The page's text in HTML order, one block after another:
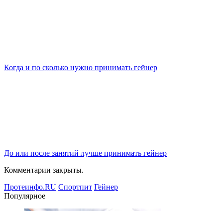
Когда и по сколько нужно принимать гейнер
До или после занятий лучше принимать гейнер
Комментарии закрыты.
Протеинфо.RU Спортпит Гейнер
Популярное